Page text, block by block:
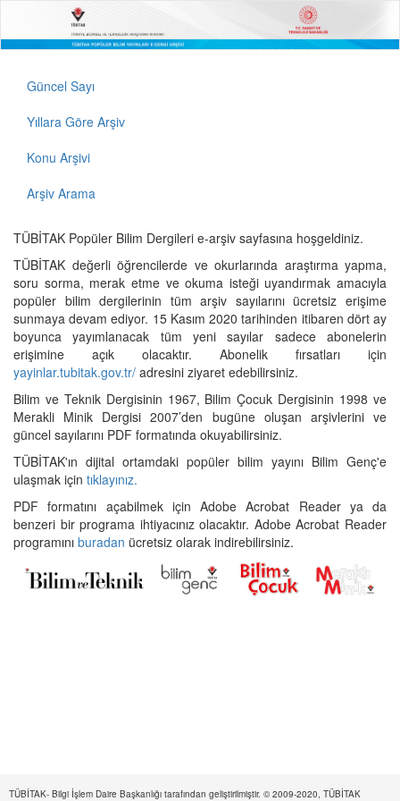
Güncel Sayı
Yıllara Göre Arşiv
Konu Arşivi
Arşiv Arama
TÜBİTAK Popüler Bilim Dergileri e-arşiv sayfasına hoşgeldiniz.
TÜBİTAK değerli öğrencilerde ve okurlarında araştırma yapma,
soru sorma, merak etme ve okuma isteği uyandırmak amacıyla
popüler bilim dergilerinin tüm arşiv sayılarını ücretsiz erişime
sunmaya devam ediyor. 15 Kasım 2020 tarihinden itibaren dört ay
boyunca yayımlanacak tüm yeni sayılar sadece abonelerin
erişimine açık olacaktır. Abonelik fırsatları için
yayinlar.tubitak.gov.tr/ adresini ziyaret edebilirsiniz.
Bilim ve Teknik Dergisinin 1967, Bilim Çocuk Dergisinin 1998 ve
Merakli Minik Dergisi 2007’den bugüne oluşan arşivlerini ve
güncel sayılarını PDF formatında okuyabilirsiniz.
TÜBİTAK'ın dijital ortamdaki popüler bilim yayını Bilim Genç'e
ulaşmak için tıklayınız.
PDF formatını açabilmek için Adobe Acrobat Reader ya da
benzeri bir programa ihtiyacınız olacaktır. Adobe Acrobat Reader
programını buradan ücretsiz olarak indirebilirsiniz.
TÜBİTAK- Bilgi İşlem Daire Başkanlığı tarafından geliştirilmiştir. © 2009-2020, TÜBİTAK